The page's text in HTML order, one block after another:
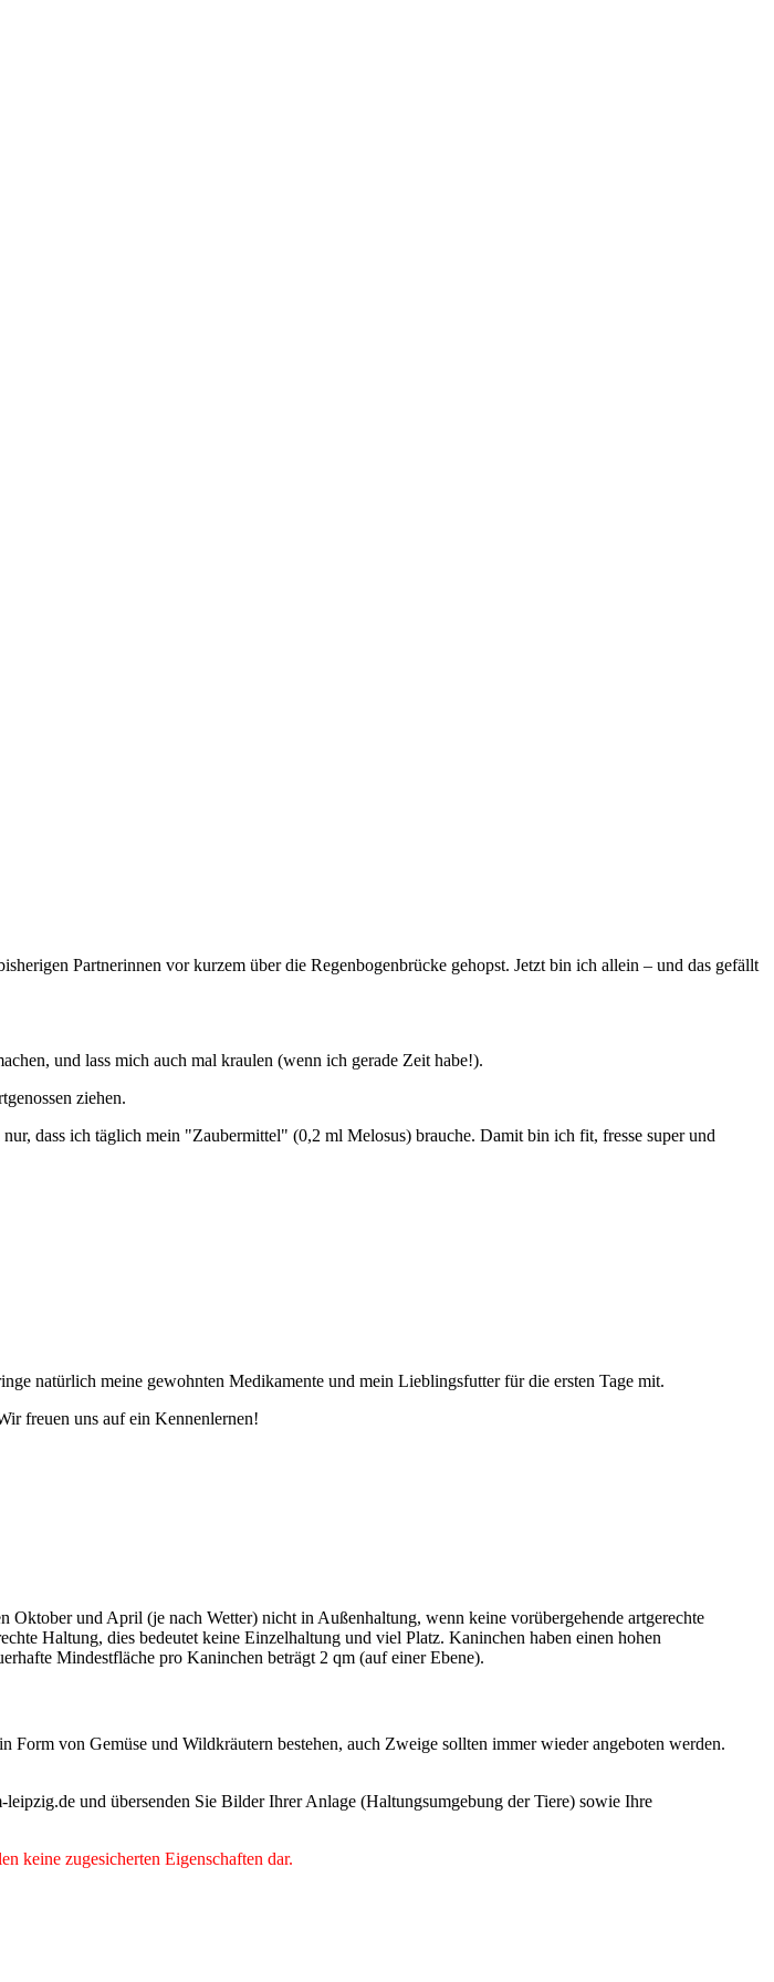
Partnerinnen vor kurzem über die Regenbogenbrücke gehopst. Jetzt bin ich allein – und das gefällt
und lass mich auch mal kraulen (wenn ich gerade Zeit habe!).
ziehen.
dass ich täglich mein "Zaubermittel" (0,2 ml Melosus) brauche. Damit bin ich fit, fresse super und
natürlich meine gewohnten Medikamente und mein Lieblingsfutter für die ersten Tage mit.
freuen uns auf ein Kennenlernen!
und April (je nach Wetter) nicht in Außenhaltung, wenn keine vorübergehende artgerechte
Haltung, dies bedeutet keine Einzelhaltung und viel Platz. Kaninchen haben einen hohen
Mindestfläche pro Kaninchen beträgt 2 qm (auf einer Ebene).
von Gemüse und Wildkräutern bestehen, auch Zweige sollten immer wieder angeboten werden.
und übersenden Sie Bilder Ihrer Anlage (Haltungsumgebung der Tiere) sowie Ihre
keine zugesicherten Eigenschaften dar.